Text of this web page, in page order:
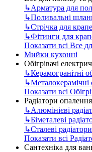
↳Арматура для
↳Поливальні
↳Стрічка для
↳Фітинги для
Показати всі Все
Мийки кухонні
Обігрівачі
↳Керамогранітні
↳Металокерамічні
Показати всі
Радіатори опалення
↳Алюмінієві
↳Біметалеві
↳Сталеві радіатори
Показати всі
Сантехніка для